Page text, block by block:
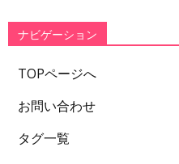
ー
ナビゲーション
TOPページへ
お問い合わせ
タグ一覧